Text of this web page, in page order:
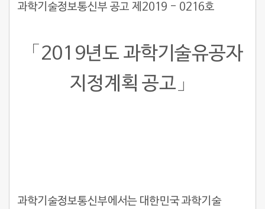
과학기술정보통신부 공고 제2019 - 0216호
「2019년도 과학기술유공자
지정계획 공고」
과학기술정보통신부에서는 대한민국 과학기술